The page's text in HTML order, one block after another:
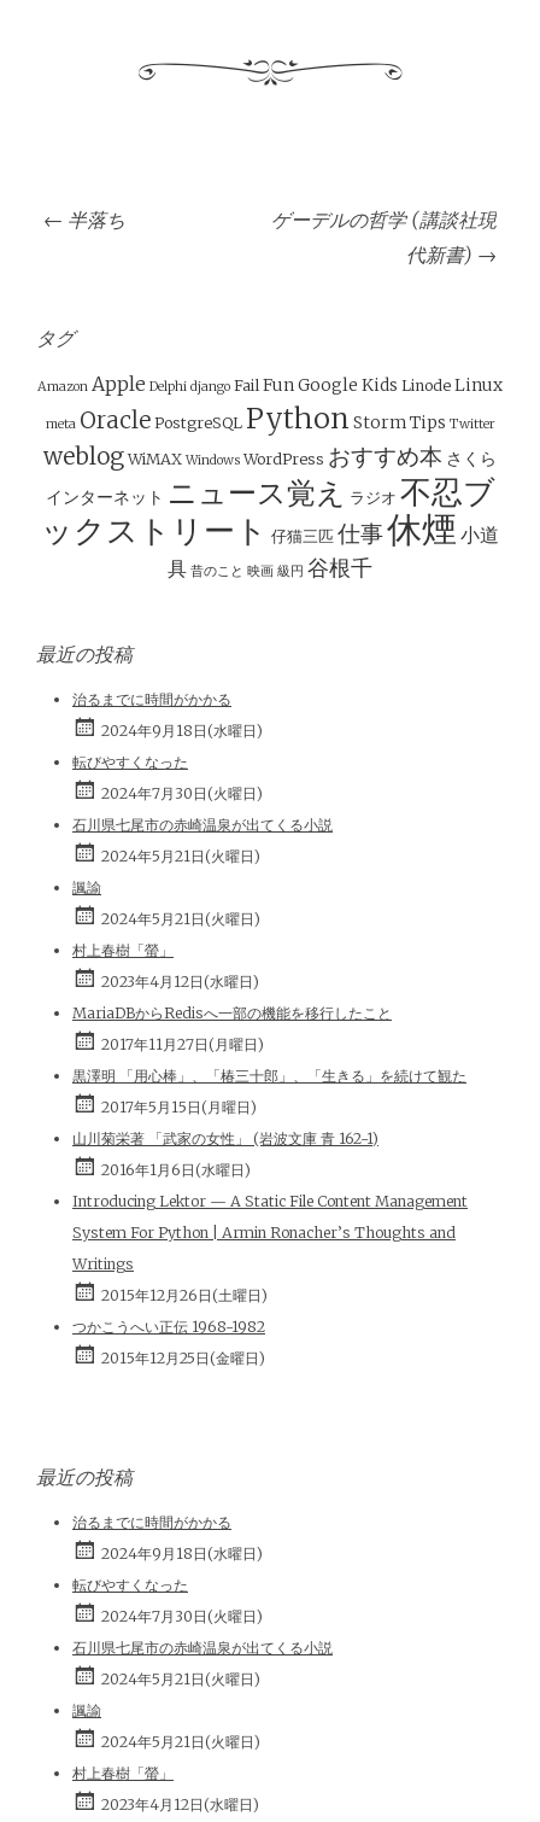
投
稿
ビ
ゲ
ー
シ
ョ
ン
← 半落ち
ゲーデルの哲学 (講談社現
代新書) →
タグ
Amazon Apple Delphi django Fail FunGoogle Kids Linode Linux
meta Oracle PostgreSQL Python StormTips Twitter
weblog WiMAX Windows WordPress おすすめ本 さくら
インターネット ニュース覚え ラジオ 不忍ブ
ックストリート
仔猫三匹 仕事休煙 小道
具 昔のこと 映画 級円 谷根千
最近の投稿
治るまでに時間がかかる
2024年9月18日(水曜日)
転びやすくなった
2024年7月30日(火曜日)
石川県七尾市の赤崎温泉が出てくる小説
2024年5月21日(火曜日)
諷諭
2024年5月21日(火曜日)
村上春樹「螢」
2023年4月12日(水曜日)
MariaDBからRedisへ一部の機能を移行したこと
2017年11月27日(月曜日)
黒澤明 「用心棒」、「椿三十郎」、「生きる」を続けて観た
2017年5月15日(月曜日)
山川菊栄著 「武家の女性」 (岩波文庫 青 162-1)
2016年1月6日(水曜日)
Introducing Lektor — A Static File Content Management
System For Python | Armin Ronacher’s Thoughts and
Writings
2015年12月26日(土曜日)
つかこうへい正伝 1968-1982
2015年12月25日(金曜日)
最近の投稿
治るまでに時間がかかる
2024年9月18日(水曜日)
転びやすくなった
2024年7月30日(火曜日)
石川県七尾市の赤崎温泉が出てくる小説
2024年5月21日(火曜日)
諷諭
2024年5月21日(火曜日)
村上春樹「螢」
2023年4月12日(水曜日)